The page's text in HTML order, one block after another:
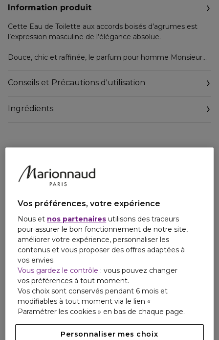
Information produit
Cette Eau de Toilette aux accords boisés d’agrumes est
l’expression masculine de l’élégance absolue.
Douce, chic et raffinée, le parfum pour homme Monsieur
Monsieur s’ouvre sur les notes fraîches d’Agrumes de
constitué d’Essence de Lavandin de France, tandis les tons
Givenchy réinvente ses parfums iconiques, dont Monsieur,
la Maison. Fidèle à la pureté chère à Hubert de Givenchy, il
évoque le luxe authentique né du talent du créateur pour la
Rassurez-vous, seul le design du flacon a changé mais
Les Mythiques, les parfums emblématiques de Givenchy
dans une collection héritage intemporelle.
Conseils et Précautions d'utilisation
Ingrédients
Vos préférences, votre expérience
Nous et nos partenaires utilisons des traceurs
pour assurer le bon fonctionnement de notre site,
améliorer votre expérience, personnaliser les
contenus et vous proposer des offres adaptées à
vos envies.
Vous gardez le contrôle : vous pouvez changer
vos préférences à tout moment.
Vos choix sont conservés pendant 6 mois et
modifiables à tout moment via le lien «
Paramétrer les cookies » en bas de chaque page.
Personnaliser mes choix